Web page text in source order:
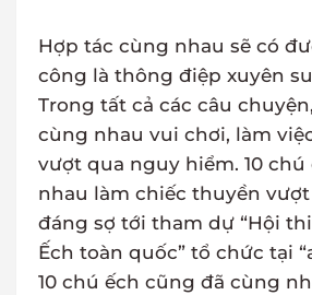
Hợp tác cùng nhau sẽ có
công là thông điệp xuyên
Trong tất cả các câu
cùng nhau vui chơi, làm
vượt qua nguy hiểm. 10 chú
nhau làm chiếc thuyền
đáng sợ tới tham dự “Hội
Ếch toàn quốc” tổ chức tại
10 chú ếch cũng đã cùng